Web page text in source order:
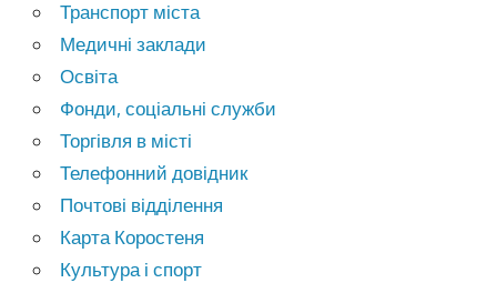
Транспорт міста
Медичні заклади
Освіта
Фонди, соціальні служби
Торгівля в місті
Телефонний довідник
Почтові відділення
Карта Коростеня
Культура і спорт